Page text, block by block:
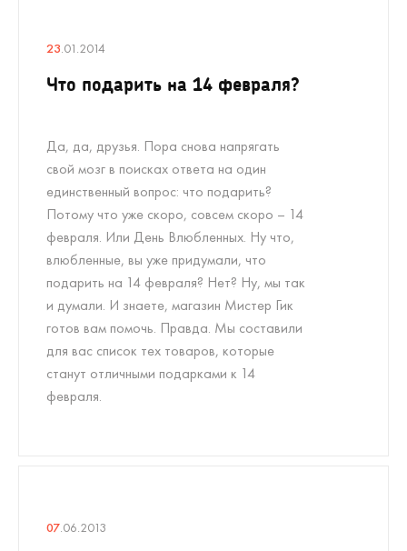
23.01.2014
Что подарить на 14 февраля?
Да, да, друзья. Пора снова напрягать
свой мозг в поисках ответа на один
единственный вопрос: что подарить?
Потому что уже скоро, совсем скоро – 14
февраля. Или День Влюбленных. Ну что,
влюбленные, вы уже придумали, что
подарить на 14 февраля? Нет? Ну, мы так
и думали. И знаете, магазин Мистер Гик
готов вам помочь. Правда. Мы составили
для вас список тех товаров, которые
станут отличными подарками к 14
февраля.
07.06.2013